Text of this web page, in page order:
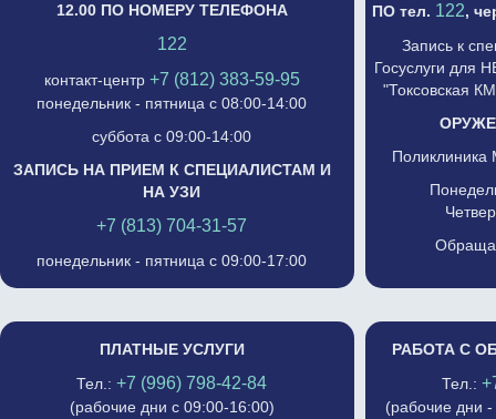
12.00 ПО НОМЕРУ ТЕЛЕФОНА
122
контакт-центр +7 (812) 383-59-95
понедельник - пятница с 08:00-14:00
суббота с 09:00-14:00
ЗАПИСЬ НА ПРИЕМ К СПЕЦИАЛИСТАМ И
НА УЗИ
+7 (813) 704-31-57
понедельник - пятница с 09:00-17:00
ПО тел. 122,
Запись к
Госуслуги для
"Токсовская
Поликлиника
ПЛАТНЫЕ УСЛУГИ
Тел.: +7 (996) 798-42-84
(рабочие дни с 09:00-16:00)
РАБОТА С
Тел.:
(рабочие дни